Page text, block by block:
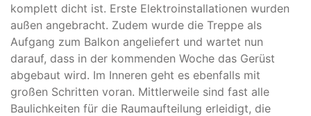
komplett dicht ist. Erste Elektroinstallationen wurden
außen angebracht. Zudem wurde die Treppe als
Aufgang zum Balkon angeliefert und wartet nun
darauf, dass in der kommenden Woche das Gerüst
abgebaut wird. Im Inneren geht es ebenfalls mit
großen Schritten voran. Mittlerweile sind fast alle
Baulichkeiten für die Raumaufteilung erleidigt, die